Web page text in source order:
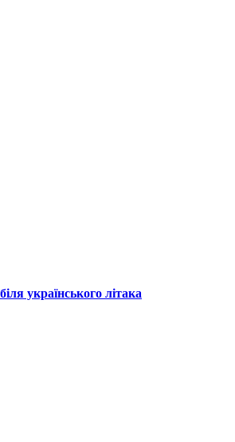
українського літака